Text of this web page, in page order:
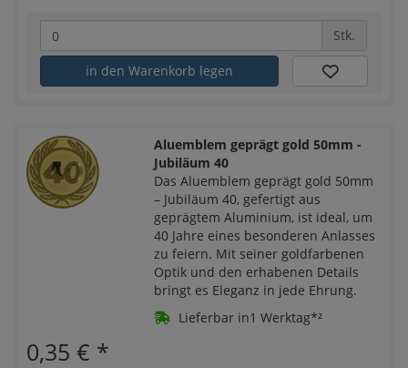
Stk.
in den Warenkorb legen
Aluemblem geprägt gold 50mm -
Jubiläum 40
Das Aluemblem geprägt gold 50mm
– Jubiläum 40, gefertigt aus
geprägtem Aluminium, ist ideal, um
40 Jahre eines besonderen Anlasses
zu feiern. Mit seiner goldfarbenen
Optik und den erhabenen Details
bringt es Eleganz in jede Ehrung.
Lieferbar in1 Werktag*²
0,35 € *